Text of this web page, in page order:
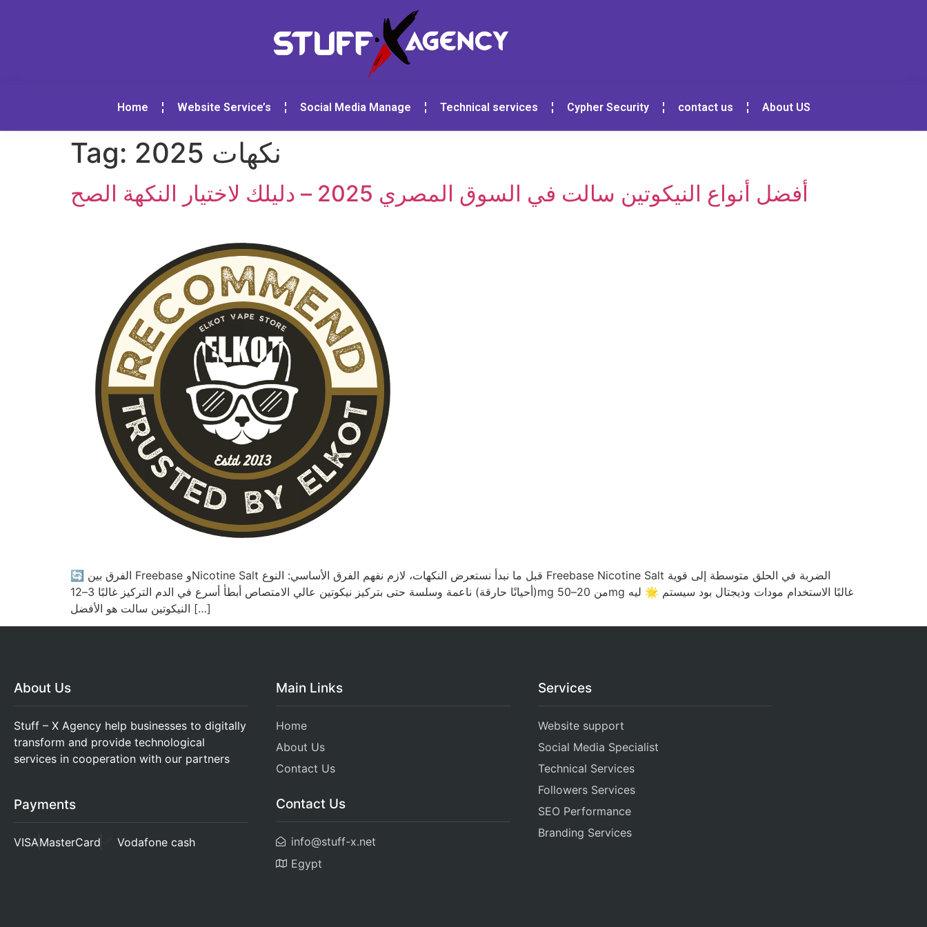
Home Website Service’s Social Media Manage Technical services Cypher Security contact us About US
Tag: نكهات 2025
أفضل أنواع النيكوتين سالت في السوق المصري 2025 – دليلك لاختيار النكهة الصح
🔄 الفرق بين Freebase وNicotine Salt قبل ما نبدأ نستعرض النكهات، لازم نفهم الفرق الأساسي: النوع Freebase Nicotine Salt الضربة في الحلق متوسطة إلى قوية
(أحيانًا حارقة) ناعمة وسلسة حتى بتركيز نيكوتين عالي الامتصاص أبطأ أسرع في الدم التركيز غالبًا 3–12mg من 20–50mg غالبًا الاستخدام مودات وديجتال بود سيستم 🌟 ليه
النيكوتين سالت هو الأفضل […]
About Us
Stuff – X Agency help businesses to digitally
transform and provide technological
services in cooperation with our partners
Payments
VISAMasterCard Vodafone cash
Main Links
Home
About Us
Contact Us
Contact Us
info@stuff-x.net
Egypt
Services
Website support
Social Media Specialist
Technical Services
Followers Services
SEO Performance
Branding Services